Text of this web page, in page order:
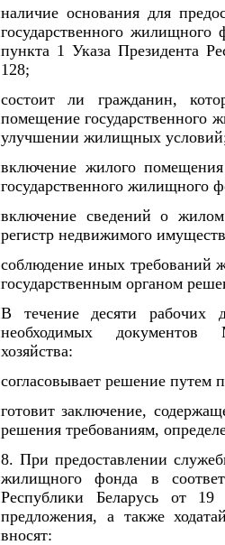
наличие основания для
государственного жилищного
пункта 1 Указа Президента
128;
состоит ли гражданин,
помещение государственного
улучшении жилищных
включение жилого
государственного жилищного
включение сведений о
регистр недвижимого
соблюдение иных требований
государственным органом
В течение десяти рабочих
необходимых документов
хозяйства:
согласовывает решение
готовит заключение,
решения требованиям,
8. При предоставлении
жилищного фонда в
Республики Беларусь от
предложения, а также
вносят: